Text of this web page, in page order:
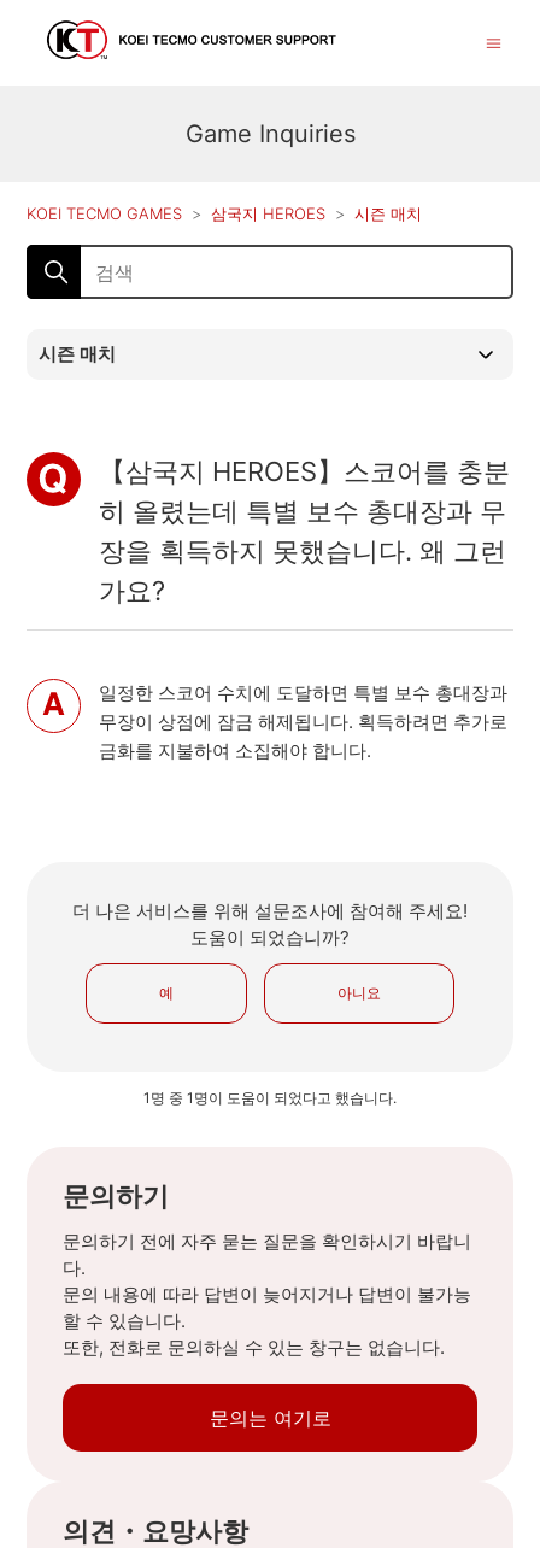
Game Inquiries
KOEI TECMO GAMES 삼국지 HEROES 시즌 매치
시즌 매치
【삼국지 HEROES】스코어를 충분
히 올렸는데 특별 보수 총대장과 무
장을 획득하지 못했습니다. 왜 그런
가요?
일정한 스코어 수치에 도달하면 특별 보수 총대장과
무장이 상점에 잠금 해제됩니다. 획득하려면 추가로
금화를 지불하여 소집해야 합니다.
더 나은 서비스를 위해 설문조사에 참여해 주세요!
도움이 되었습니까?
예 아니요
1명 중 1명이 도움이 되었다고 했습니다.
문의하기
문의하기 전에 자주 묻는 질문을 확인하시기 바랍니
다.
문의 내용에 따라 답변이 늦어지거나 답변이 불가능
할 수 있습니다.
또한, 전화로 문의하실 수 있는 창구는 없습니다.
문의는 여기로
의견・요망사항